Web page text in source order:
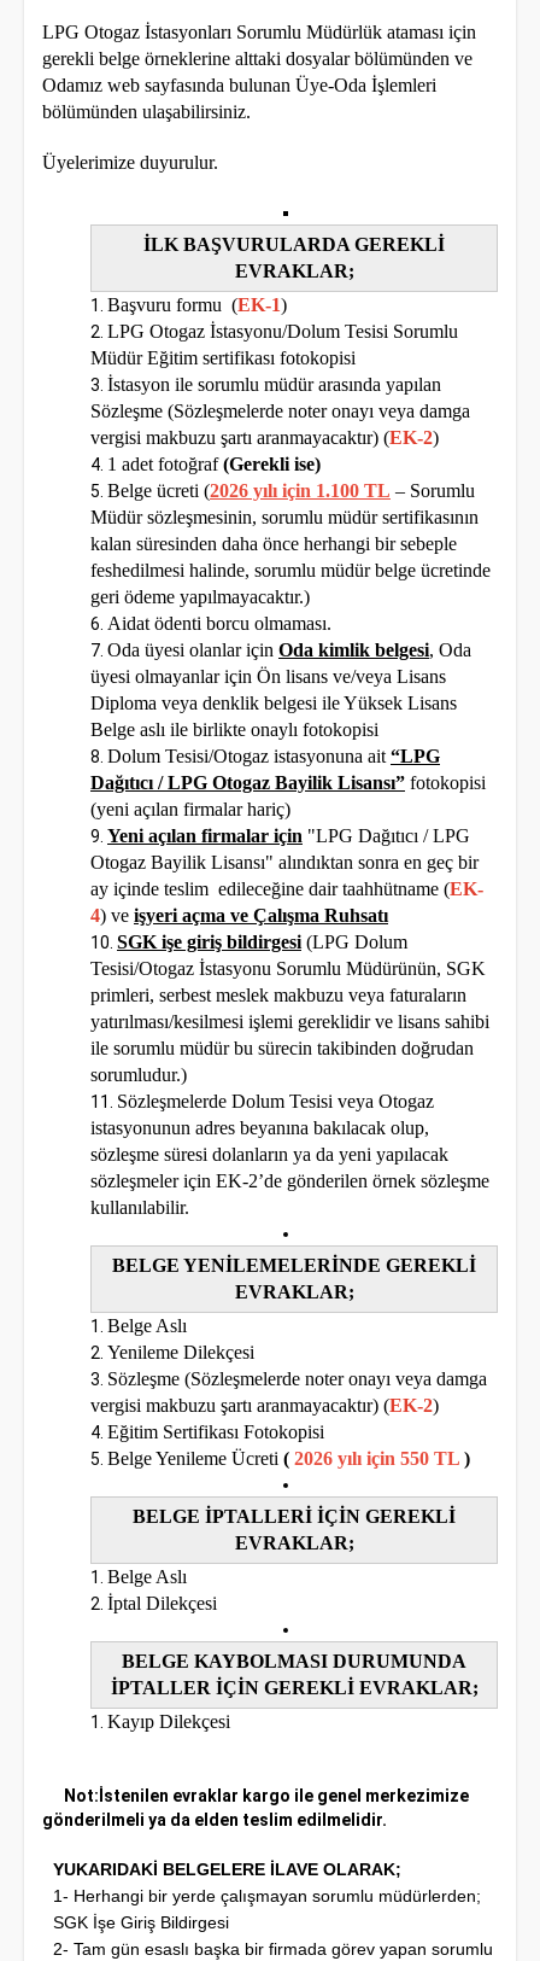
LPG Otogaz İstasyonları Sorumlu Müdürlük ataması için
gerekli belge örneklerine alttaki dosyalar bölümünden ve
Odamız web sayfasında bulunan Üye-Oda İşlemleri
bölümünden ulaşabilirsiniz.
Üyelerimize duyurulur.
İLK BAŞVURULARDA GEREKLİ
EVRAKLAR;
Başvuru formu (EK-1)
LPG Otogaz İstasyonu/Dolum Tesisi Sorumlu
Müdür Eğitim sertifikası fotokopisi
İstasyon ile sorumlu müdür arasında yapılan
Sözleşme (Sözleşmelerde noter onayı veya damga
vergisi makbuzu şartı aranmayacaktır) (EK-2)
1 adet fotoğraf(Gerekli ise)
Belge ücreti (2026 yılı için 1.100 TL – Sorumlu
Müdür sözleşmesinin, sorumlu müdür sertifikasının
kalan süresinden daha önce herhangi bir sebeple
feshedilmesi halinde, sorumlu müdür belge ücretinde
geri ödeme yapılmayacaktır.)
Aidat ödenti borcu olmaması.
Oda üyesi olanlar için Oda kimlik belgesi, Oda
üyesi olmayanlar için Ön lisans ve/veya Lisans
Diploma veya denklik belgesi ile Yüksek Lisans
Belge aslı ile birlikte onaylı fotokopisi
Dolum Tesisi/Otogaz istasyonuna ait “LPG
Dağıtıcı / LPG Otogaz Bayilik Lisansı” fotokopisi
(yeni açılan firmalar hariç)
Yeni açılan firmalar için "LPG Dağıtıcı / LPG
Otogaz Bayilik Lisansı" alındıktan sonra en geç bir
ay içinde teslim edileceğine dair taahhütname (EK-
4) ve işyeri açma ve Çalışma Ruhsatı
SGK işe giriş bildirgesi (LPG Dolum
Tesisi/Otogaz İstasyonu Sorumlu Müdürünün, SGK
primleri, serbest meslek makbuzu veya faturaların
yatırılması/kesilmesi işlemi gereklidir ve lisans sahibi
ile sorumlu müdür bu sürecin takibinden doğrudan
sorumludur.)
Sözleşmelerde Dolum Tesisi veya Otogaz
istasyonunun adres beyanına bakılacak olup,
sözleşme süresi dolanların ya da yeni yapılacak
sözleşmeler için EK-2’de gönderilen örnek sözleşme
kullanılabilir.
BELGE YENİLEMELERİNDE GEREKLİ
EVRAKLAR;
Belge Aslı
Yenileme Dilekçesi
Sözleşme (Sözleşmelerde noter onayı veya damga
vergisi makbuzu şartı aranmayacaktır) (EK-2)
Eğitim Sertifikası Fotokopisi
Belge Yenileme Ücreti ( 2026 yılı için 550 TL )
BELGE İPTALLERİ İÇİN GEREKLİ
EVRAKLAR;
Belge Aslı
İptal Dilekçesi
BELGE KAYBOLMASI DURUMUNDA
İPTALLER İÇİN GEREKLİ EVRAKLAR;
Kayıp Dilekçesi
Not:İstenilen evraklar kargo ile genel merkezimize
gönderilmeli ya da elden teslim edilmelidir.
YUKARIDAKİ BELGELERE İLAVE OLARAK;
1- Herhangi bir yerde çalışmayan sorumlu müdürlerden;
SGK İşe Giriş Bildirgesi
2- Tam gün esaslı başka bir firmada görev yapan sorumlu